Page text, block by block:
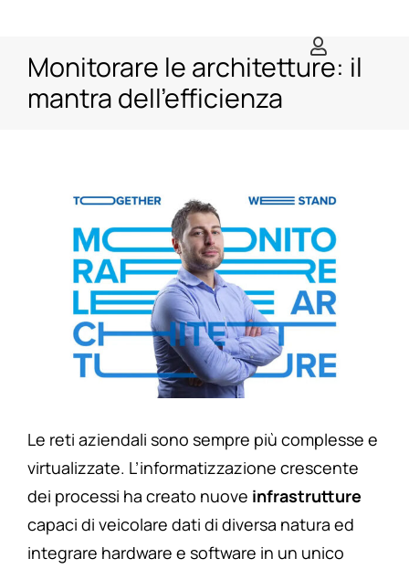
contenuto
Monitorare le architetture: il
mantra dell’efficienza
Le reti aziendali sono sempre più complesse e
virtualizzate. L’informatizzazione crescente
dei processi ha creato nuove infrastrutture
capaci di veicolare dati di diversa natura ed
integrare hardware e software in un unico